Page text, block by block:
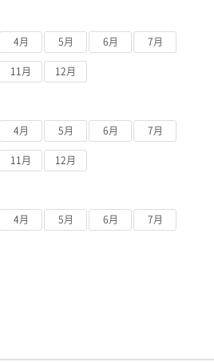
4月 5月 6月 7月
11月 12月
4月 5月 6月 7月
11月 12月
4月 5月 6月 7月